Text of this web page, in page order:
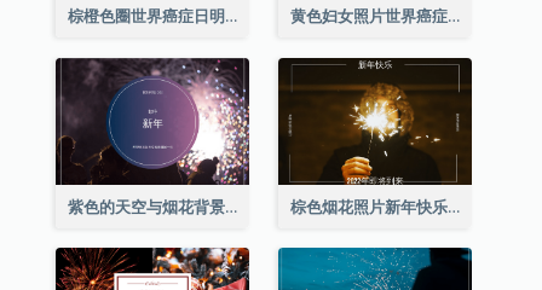
棕橙色圈世界癌症日明信片 黄色妇女照片世界癌症日明信片
紫色的天空与烟花背景新年明信片 棕色烟花照片新年快乐明信片